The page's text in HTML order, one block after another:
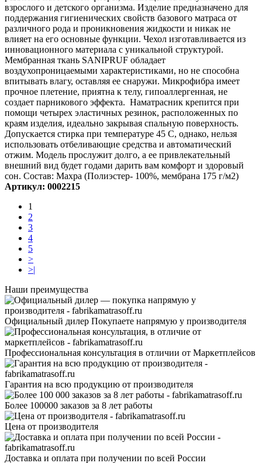
взрослого и детского организма. Изделие предназначено для
поддержания гигиенических свойств базового матраса от
различного рода и проникновения жидкости и никак не
влияет на его основные функции. Чехол изготавливается из
инновационного материала с уникальной структурой.
Мембранная ткань SANIPRUF обладает
воздухопроницаемыми характеристиками, но не способна
впитывать влагу, оставляя ее снаружи. Микрофибра имеет
прочное плетение, приятна к телу, гипоаллергенная, не
создает парникового эффекта. Наматрасник крепится при
помощи четырех эластичных резинок, расположенных по
краям изделия, идеально закрывая спальную поверхность.
Допускается стирка при температуре 45 С, однако, нельзя
использовать отбеливающие средства и автоматический
отжим. Модель прослужит долго, а ее привлекательный
внешний вид будет годами дарить вам комфорт и здоровый
сон. Состав: Махра (Полиэстер- 100%, мембрана 175 г/м2)
Артикул: 0002215
1
2
3
4
5
>
>|
Наши преимущества
Официальный дилер Покупаете напрямую у производителя
Профессиональная консультация в отличии от Маркетплейсов
Гарантия на всю продукцию от производителя
Более 100000 заказов за 8 лет работы
Цена от производителя
Доставка и оплата при получении по всей России